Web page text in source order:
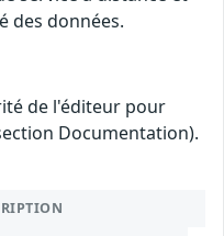
des données.
de l'éditeur pour
Documentation).